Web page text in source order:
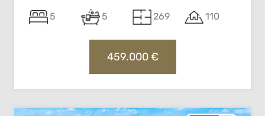
5 5 269 110
459.000 €